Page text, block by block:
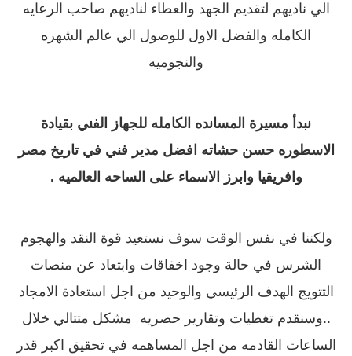
الي ناديهم لتقديم الجهد والعطاء لناديهم صاحب الرعايه
الكامله والفضل الاول للوصول الي عالم الشهره
والنجوميه
نبدأ مسيرة المسانده الكامله للجهاز الفني بقيادة
الاسطوره حسن حشاته افضل مدير فني في تاريخ مصر
وافريقيا وابرز الاسماء على الساحه العالميه .
ولكننا في نفس الوقت سوف نستعيد قوة النقد والهجوم
الشرس في حالة وجود اخفاقات وابتعاد عن منصات
التتويج الهدف الرئيسي والوحيد من اجل استعادة الامجاد
..وسنقدم تغطيات وتقارير حصريه مشكل متتالي خلال
الساعات القادمه من اجل المساهمه في تحقيق اكبر قدر